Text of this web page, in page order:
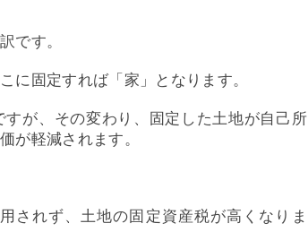
です。
に固定すれば「家」となります。
が、その変わり、固定した土地が自己所
が軽減されます。
されず、土地の固定資産税が高くなりま